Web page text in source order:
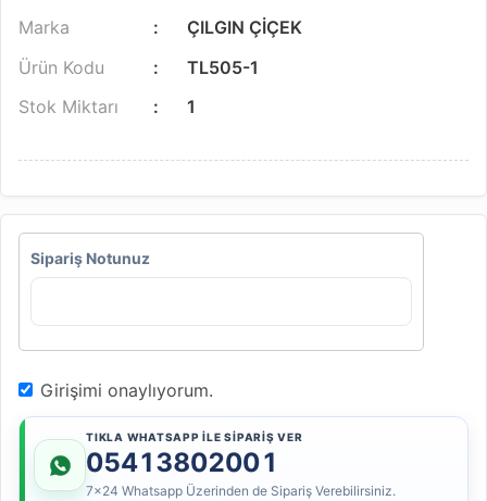
Marka
ÇILGIN ÇİÇEK
Ürün Kodu
TL505-1
Stok Miktarı
1
Sipariş Notunuz
Girişimi onaylıyorum.
TIKLA WHATSAPP İLE SİPARİŞ VER
05413802001
7x24 Whatsapp Üzerinden de Sipariş Verebilirsiniz.